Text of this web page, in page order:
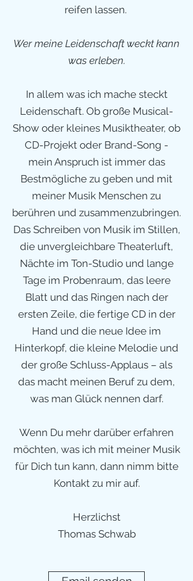
reifen lassen.
Wer meine Leidenschaft weckt kann
was erleben.
In allem was ich mache steckt
Leidenschaft. Ob große Musical-
Show oder kleines Musiktheater, ob
CD-Projekt oder Brand-Song -
mein Anspruch ist immer das
Bestmögliche zu geben und mit
meiner Musik Menschen zu
berühren und zusammenzubringen.
Das Schreiben von Musik im Stillen,
die unvergleichbare Theaterluft,
Nächte im Ton-Studio und lange
Tage im Probenraum, das leere
Blatt und das Ringen nach der
ersten Zeile, die fertige CD in der
Hand und die neue Idee im
Hinterkopf, die kleine Melodie und
der große Schluss-Applaus – als
das macht meinen Beruf zu dem,
was man Glück nennen darf.
Wenn Du mehr darüber erfahren
möchten, was ich mit meiner Musik
für Dich tun kann, dann nimm bitte
Kontakt zu mir auf.
Herzlichst
Thomas Schwab